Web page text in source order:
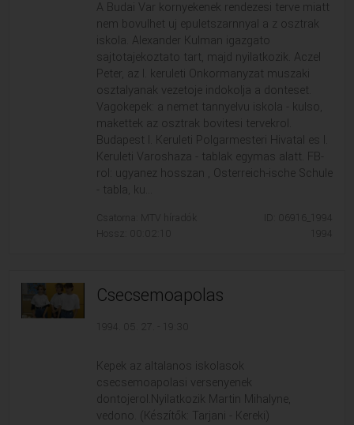
A Budai Var kornyekenek rendezesi terve miatt
nem bovulhet uj epuletszarnnyal a z osztrak
iskola. Alexander Kulman igazgato
sajtotajekoztato tart, majd nyilatkozik. Aczel
Peter, az I. keruleti Onkormanyzat muszaki
osztalyanak vezetoje indokolja a donteset.
Vagokepek: a nemet tannyelvu iskola - kulso,
makettek az osztrak bovitesi tervekrol.
Budapest I. Keruleti Polgarmesteri Hivatal es I.
Keruleti Varoshaza - tablak egymas alatt. FB-
rol: ugyanez hosszan , Osterreich-ische Schule
- tabla, ku...
Csatorna: MTV híradók
Hossz: 00:02:10
ID: 06916_1994
1994
Csecsemoapolas
1994. 05. 27. - 19:30
Kepek az altalanos iskolasok
csecsemoapolasi versenyenek
dontojerol.Nyilatkozik Martin Mihalyne,
vedono. (Készítők: Tarjani - Kereki)